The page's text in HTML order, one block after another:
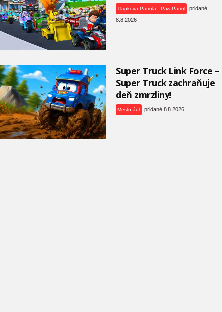
Tlapkova Patrola - Paw Patrol
pridané
8.8.2026
Super Truck Link Force –
Super Truck zachraňuje
deň zmrzliny!
Mesto áut pridané 8.8.2026